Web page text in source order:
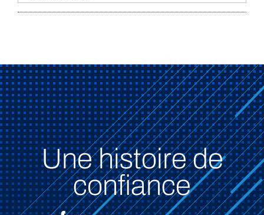
Une histoire de
confiance